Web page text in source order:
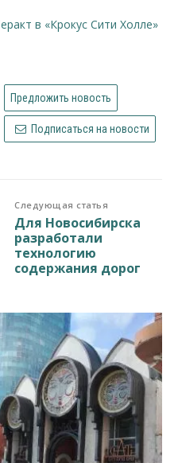
теракт в «Крокус Сити Холле»
Предложить новость
Подписаться на новости
Следующая статья
Для Новосибирска
разработали
технологию
содержания дорог